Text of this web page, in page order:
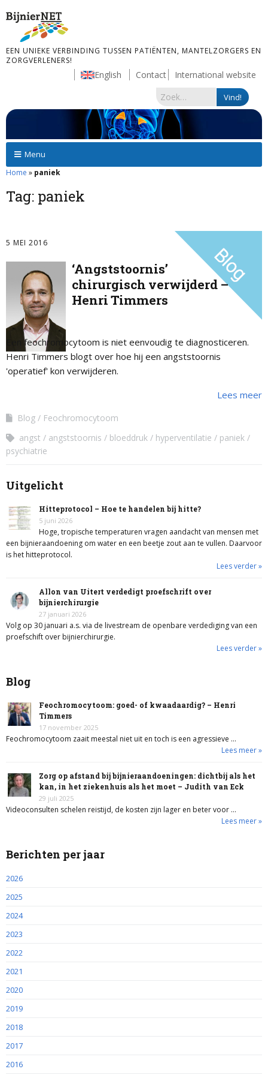
EEN UNIEKE VERBINDING TUSSEN PATIËNTEN, MANTELZORGERS EN
ZORGVERLENERS!
English Contact International website
Menu
Home » paniek
Tag: paniek
5 MEI 2016
‘Angststoornis’
chirurgisch verwijderd –
Henri Timmers
Een feochromocytoom is niet eenvoudig te diagnosticeren.
Henri Timmers blogt over hoe hij een angststoornis
'operatief' kon verwijderen.
Lees meer
Blog
Feochromocytoom
angst
angststoornis bloeddruk hyperventilatie
paniek
psychiatrie
Uitgelicht
Hitteprotocol – Hoe te handelen bij hitte?
5 juni 2026
Hoge, tropische temperaturen vragen aandacht van mensen met
een bijnieraandoening om water en een beetje zout aan te vullen. Daarvoor
is het hitteprotocol.
Lees verder »
Allon van Uitert verdedigt proefschrift over
bijnierchirurgie
27 januari 2026
Volg op 30 januari a.s. via de livestream de openbare verdediging van een
proefschift over bijnierchirurgie.
Lees verder »
Blog
Feochromocytoom: goed- of kwaadaardig? – Henri
Timmers
17 november 2025
Feochromocytoom zaait meestal niet uit en toch is een agressieve …
Lees meer »
Zorg op afstand bij bijnieraandoeningen: dichtbij als het
kan, in het ziekenhuis als het moet – Judith van Eck
29 juli 2025
Videoconsulten schelen reistijd, de kosten zijn lager en beter voor …
Lees meer »
Berichten per jaar
2026
2025
2024
2023
2022
2021
2020
2019
2018
2017
2016